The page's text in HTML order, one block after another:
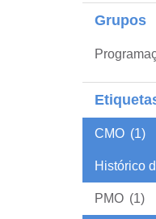
Grupos
CMO (1)
Histórico
PMO (1)